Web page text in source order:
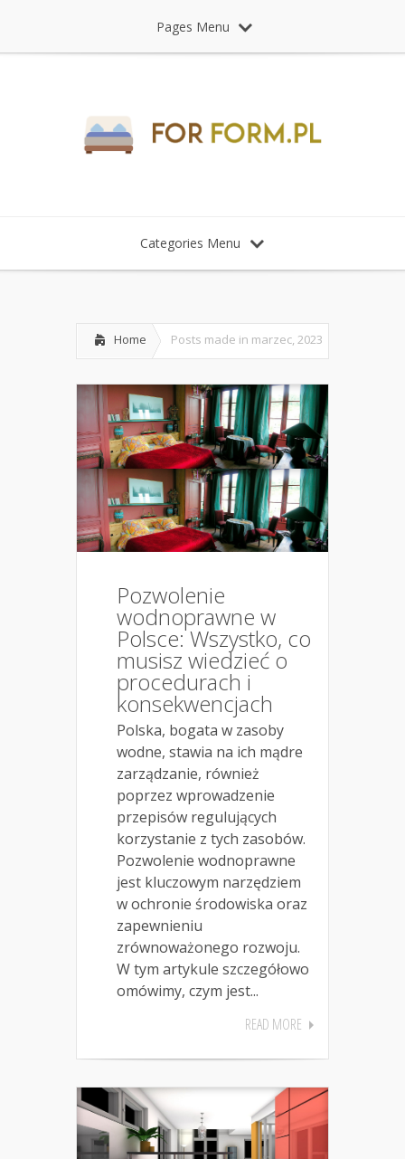
Pages Menu
Categories Menu
Home Posts made in marzec, 2023
Pozwolenie
wodnoprawne w
Polsce: Wszystko, co
musisz wiedzieć o
procedurach i
konsekwencjach
Polska, bogata w zasoby
wodne, stawia na ich mądre
zarządzanie, również
poprzez wprowadzenie
przepisów regulujących
korzystanie z tych zasobów.
Pozwolenie wodnoprawne
jest kluczowym narzędziem
w ochronie środowiska oraz
zapewnieniu
zrównoważonego rozwoju.
W tym artykule szczegółowo
omówimy, czym jest...
READ MORE